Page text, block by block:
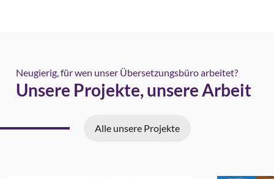
Neugierig, für wen unser Übersetzungsbüro arbeitet?
Unsere Projekte, unsere Arbeit
Alle unsere Projekte